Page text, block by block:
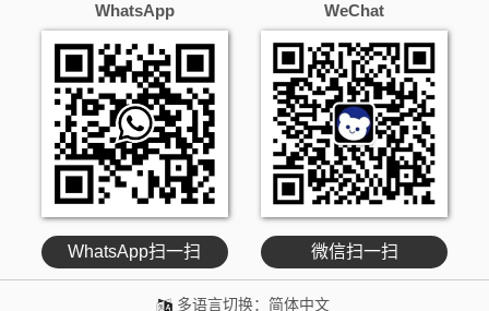
WhatsApp
WhatsApp扫一扫
WeChat
微信扫一扫
多语言切换： 简体中文